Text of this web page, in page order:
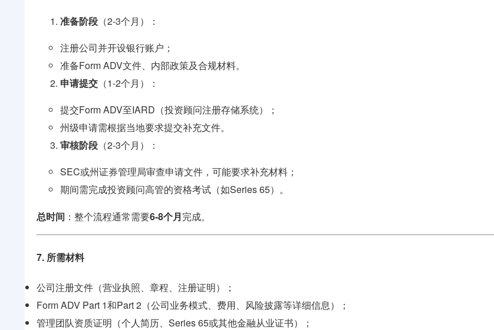
准备阶段 （2-3个月）：
注册公司并开设银行账户；
准备Form ADV文件、内部政策及合规材料。
申请提交 （1-2个月）：
提交Form ADV至IARD（投资顾问注册存储系统）；
州级申请需根据当地要求提交补充文件。
审核阶段 （2-3个月）：
SEC或州证券管理局审查申请文件，可能要求补充材料；
期间需完成投资顾问高管的资格考试（如Series 65）。
总时间 ：整个流程通常需要6-8个月完成。
7. 所需材料
公司注册文件（营业执照、章程、注册证明）；
Form ADV Part 1和Part 2（公司业务模式、费用、风险披露等详细信息）；
管理团队资质证明（个人简历、Series 65或其他金融从业证书）；